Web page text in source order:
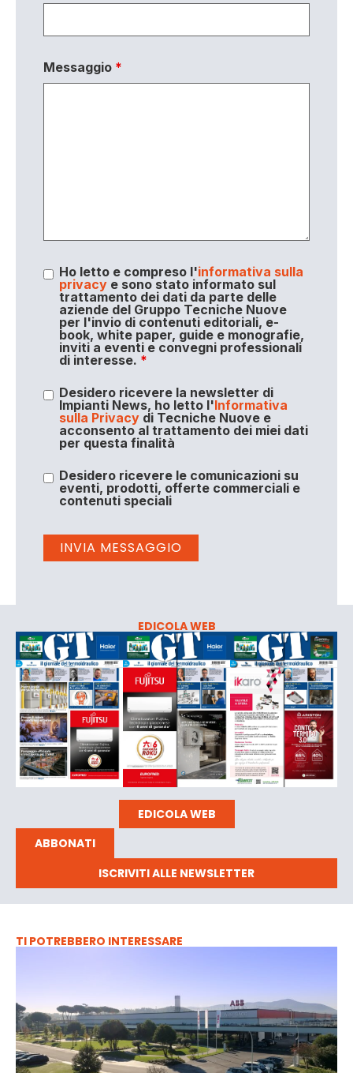
Messaggio *
Ho letto e compreso l'informativa sulla
privacye sono stato informato sul
trattamento dei dati da parte delle
aziende del Gruppo Tecniche Nuove
per l'invio di contenuti editoriali, e-
book, white paper, guide e monografie,
inviti a eventi e convegni professionali
di interesse. *
Desidero ricevere la newsletter di
Impianti News, ho letto l'Informativa
sulla Privacydi Tecniche Nuove e
acconsento al trattamento dei miei dati
per questa finalità
Desidero ricevere le comunicazioni su
eventi, prodotti, offerte commerciali e
contenuti speciali
EDICOLA WEB
EDICOLA WEB
ABBONATI
ISCRIVITI ALLE NEWSLETTER
TI POTREBBERO INTERESSARE